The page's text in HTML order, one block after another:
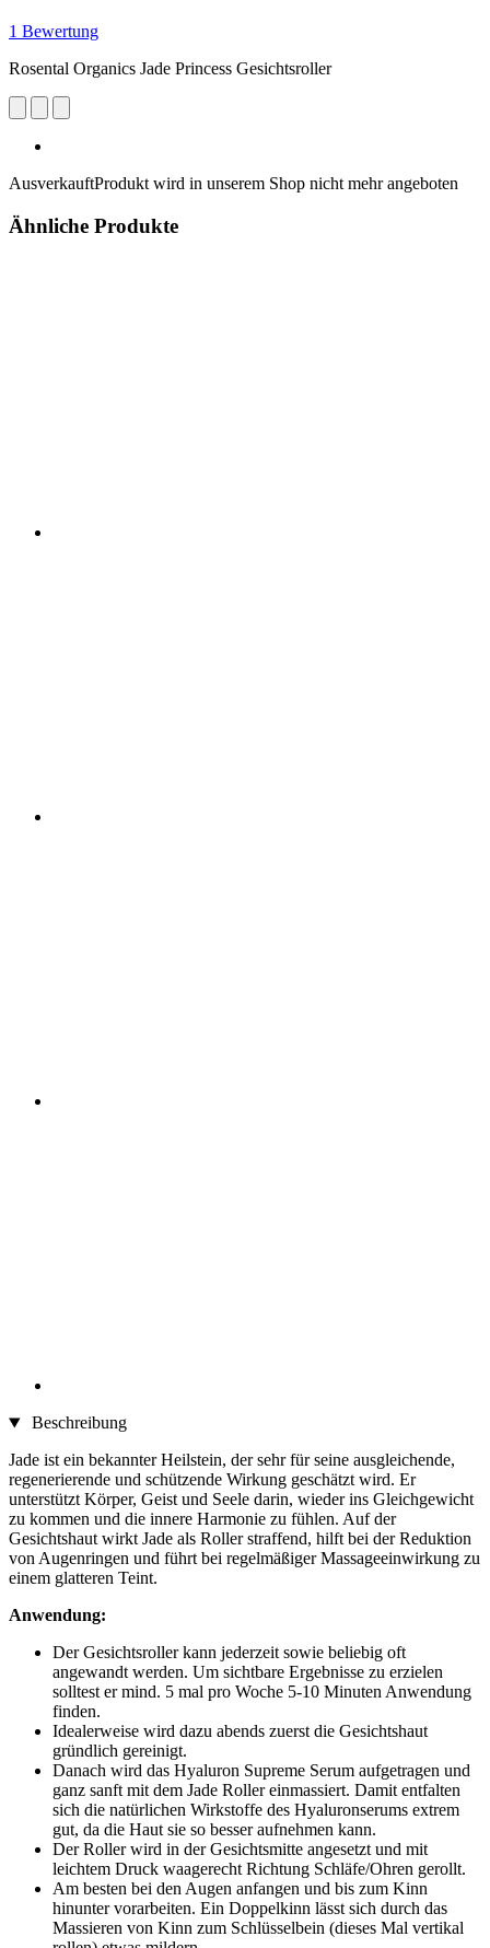
1 Bewertung
Rosental Organics Jade Princess Gesichtsroller
AusverkauftProdukt wird in unserem Shop nicht mehr angeboten
Ähnliche Produkte
Beschreibung
Jade ist ein bekannter Heilstein, der sehr für seine ausgleichende,
regenerierende und schützende Wirkung geschätzt wird. Er
unterstützt Körper, Geist und Seele darin, wieder ins Gleichgewicht
zu kommen und die innere Harmonie zu fühlen. Auf der
Gesichtshaut wirkt Jade als Roller straffend, hilft bei der Reduktion
von Augenringen und führt bei regelmäßiger Massageeinwirkung zu
einem glatteren Teint.
Anwendung:
Der Gesichtsroller kann jederzeit sowie beliebig oft
angewandt werden. Um sichtbare Ergebnisse zu erzielen
solltest er mind. 5 mal pro Woche 5-10 Minuten Anwendung
finden.
Idealerweise wird dazu abends zuerst die Gesichtshaut
gründlich gereinigt.
Danach wird das Hyaluron Supreme Serum aufgetragen und
ganz sanft mit dem Jade Roller einmassiert. Damit entfalten
sich die natürlichen Wirkstoffe des Hyaluronserums extrem
gut, da die Haut sie so besser aufnehmen kann.
Der Roller wird in der Gesichtsmitte angesetzt und mit
leichtem Druck waagerecht Richtung Schläfe/Ohren gerollt.
Am besten bei den Augen anfangen und bis zum Kinn
hinunter vorarbeiten. Ein Doppelkinn lässt sich durch das
Massieren von Kinn zum Schlüsselbein (dieses Mal vertikal